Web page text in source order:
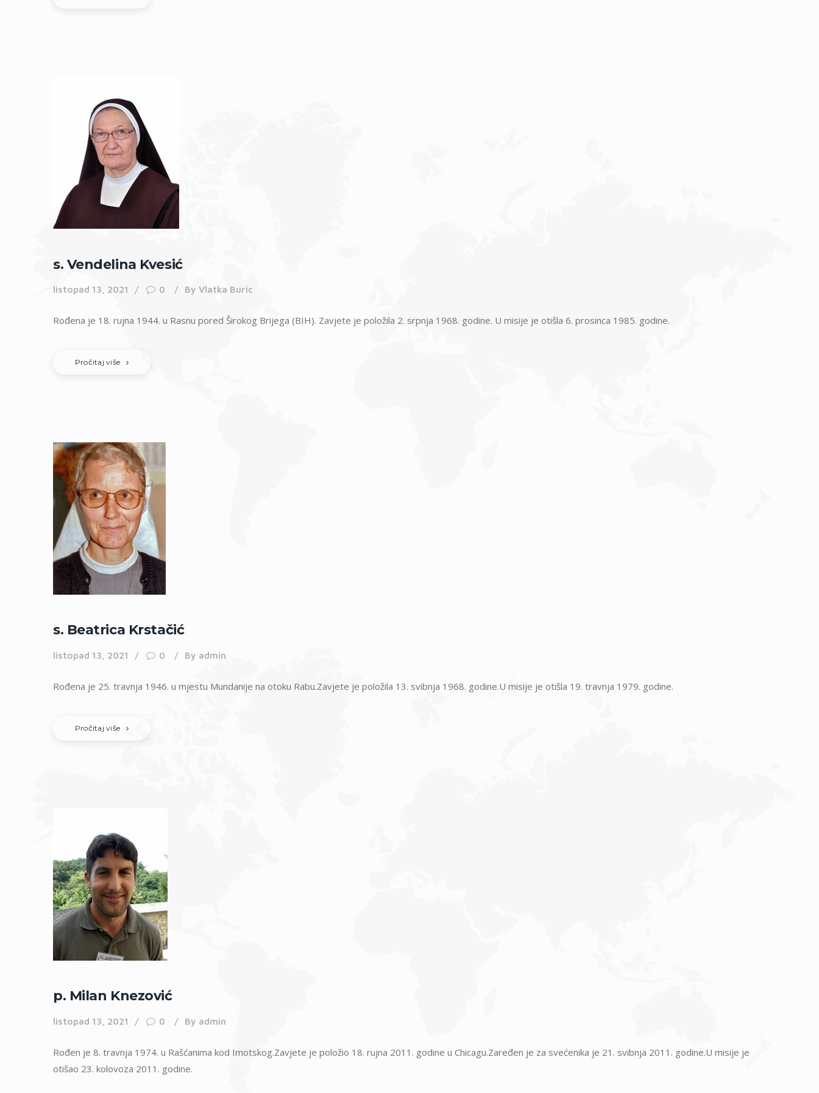
s. Vendelina Kvesić
listopad 13, 2021 0 By Vlatka Buric
Rođena je 18. rujna 1944. u Rasnu pored Širokog Brijega (BIH). Zavjete je položila 2. srpnja 1968. godine. U misije je otišla 6. prosinca 1985. godine.
Pročitaj više
s. Beatrica Krstačić
listopad 13, 2021 0 By admin
Rođena je 25. travnja 1946. u mjestu Mundanije na otoku Rabu.Zavjete je položila 13. svibnja 1968. godine.U misije je otišla 19. travnja 1979. godine.
Pročitaj više
p. Milan Knezović
listopad 13, 2021 0 By admin
Rođen je 8. travnja 1974. u Rašćanima kod Imotskog.Zavjete je položio 18. rujna 2011. godine u Chicagu.Zaređen je za svećenika je 21. svibnja 2011. godine.U misije je
otišao 23. kolovoza 2011. godine.